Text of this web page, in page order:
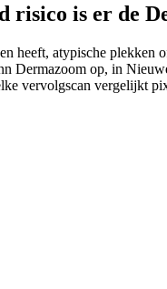
risico is er de
heeft, atypische plekken
Dermazoom op, in
vervolgscan vergelijkt